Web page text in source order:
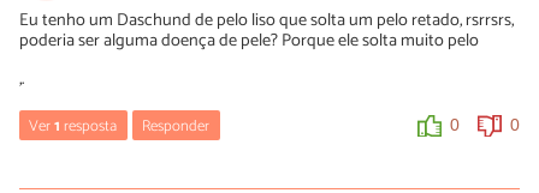
Eu tenho um Daschund de pelo liso que solta um pelo retado, rsrrsrs,
poderia ser alguma doença de pele? Porque ele solta muito pelo
,.
Ver1resposta Responder 0 0